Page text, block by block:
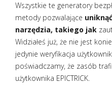
Wszystkie te generatory
metody pozwalające
narzędzia, takiego jak
Widziałeś już, że nie jest
jedynie weryfikacja
poświadczamy, że zasób
użytkownika EPICTRICK.